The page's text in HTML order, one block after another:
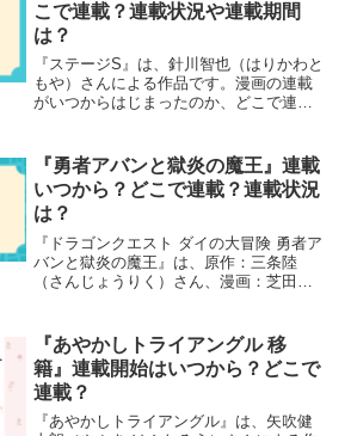
こで連載？連載状況や連載期間
は？
『ステージS』は、針川智也（はりかわと
もや）さんによる作品です。漫画の連載
がいつからはじまったのか、どこで連載
『勇者アバンと獄炎の魔王』連載
いつから？どこで連載？連載状況
は？
『ドラゴンクエスト ダイの大冒険 勇者ア
バンと獄炎の魔王』は、原作：三条陸
（さんじょうりく）さん、漫画：芝田優
のか、どこで連載されているのか、連載
開始号、連載（掲載）状...
『あやかしトライアングル 移
籍』連載開始はいつから？どこで
連載？
『あやかしトライアングル』は、矢吹健